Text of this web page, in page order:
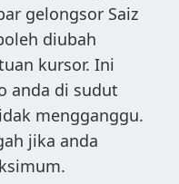
gelongsor Saiz
diubah
kursor. Ini
anda di sudut
mengganggu.
jika anda